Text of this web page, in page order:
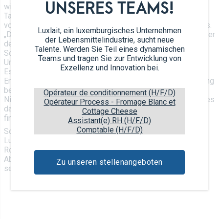
UNSERES TEAMS!
Luxlait, ein luxemburgisches Unternehmen
der Lebensmittelindustrie, sucht neue
Talente. Werden Sie Teil eines dynamischen
Teams und tragen Sie zur Entwicklung von
Exzellenz und Innovation bei.
Opérateur de conditionnement (H/F/D)
Opérateur Process - Fromage Blanc et
Cottage Cheese
Assistant(e) RH (H/F/D)
Comptable (H/F/D)
Zu unseren stellenangeboten
wichtigen Partners unterstrichen.
Tatsächlich ist Luxait, eine landwirtschaftliche Vereinigung
von 360 Landwirten, der größte Milchverarbeiter des Landes.
„Diese Molkereikooperative ist daher ein wesentlicher Pfeiler
des luxemburgischen Agrarsektors“ erklärte Romain
Schneider und wies auf den innovativen Charakter des
Unternehmens hin.
Es muss gesagt werden, dass Luxlait mit seiner enormen
Erfahrung und seinem Know-how in ständiger Fortentwicklung
begriffen ist, um sein Angebot mit hochwertigen
Nischenprodukten zu diversifizieren. Für den Minister liegt es
daher nahe, dieses Unternehmen bei seinen Investitionen
finanziell zu unterstützen.
Schließlich beglückwünschte der Minister die Vertreter von
Luxlait zum 125-jährigen Bestehen des Unternehmens. Für
Romain Schneider besteht kein Zweifel, dass dieses große
Abenteuer mindestens noch weitere 125 Jahre erfolgreich
sein wird.